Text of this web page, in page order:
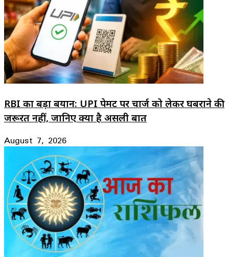
RBI का बड़ा बयान: UPI पेमेंट पर चार्ज को लेकर घबराने की
जरूरत नहीं, जानिए क्या है असली बात
August 7, 2026